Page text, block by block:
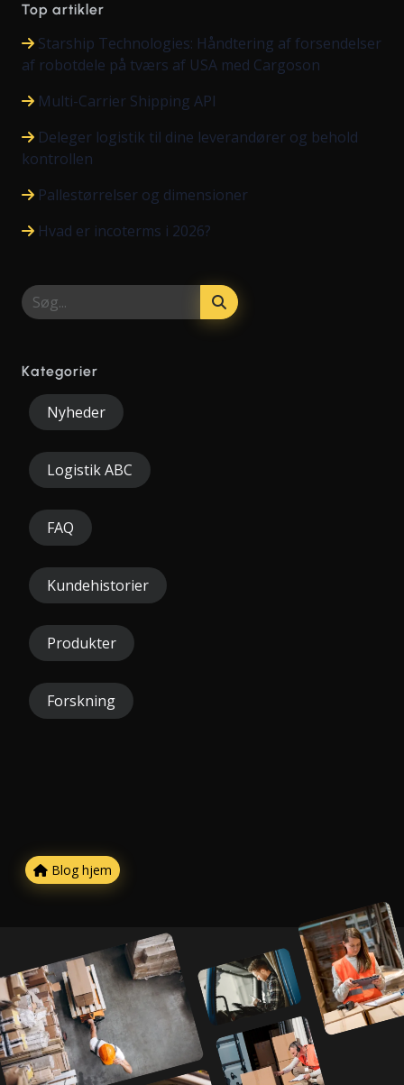
Top artikler
Starship Technologies: Håndtering af forsendelser
af robotdele på tværs af USA med Cargoson
Multi-Carrier Shipping API
Deleger logistik til dine leverandører og behold
kontrollen
Pallestørrelser og dimensioner
Hvad er incoterms i 2026?
Kategorier
Nyheder
Logistik ABC
FAQ
Kundehistorier
Produkter
Forskning
Blog hjem